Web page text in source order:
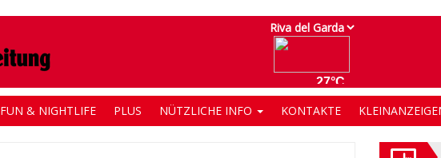
FUN & NIGHTLIFE PLUS NÜTZLICHE INFO KONTAKTE